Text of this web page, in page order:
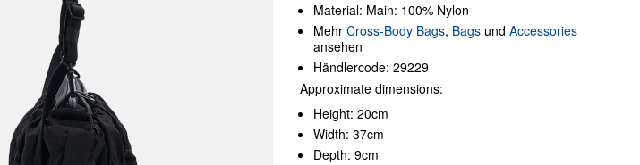
Material: Main: 100% Nylon
Mehr Cross-Body Bags, Bags und Accessories
ansehen
Händlercode: 29229
Approximate dimensions:
Height: 20cm
Width: 37cm
Depth: 9cm